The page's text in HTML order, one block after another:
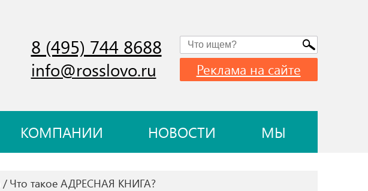
8 (495) 744 8688
info@rosslovo.ru Реклама на сайте
КОМПАНИИ НОВОСТИ МЫ
Что такое АДРЕСНАЯ КНИГА?